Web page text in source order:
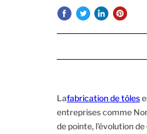
Lafabrication de tôles
entreprises comme
de pointe, l'évolution